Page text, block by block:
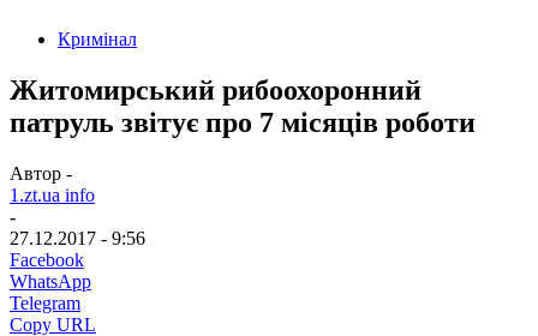
Кримінал
Житомирський рибоохоронний
патруль звітує про 7 місяців роботи
Автор -
1.zt.ua info
-
27.12.2017 - 9:56
Facebook
WhatsApp
Telegram
Copy URL